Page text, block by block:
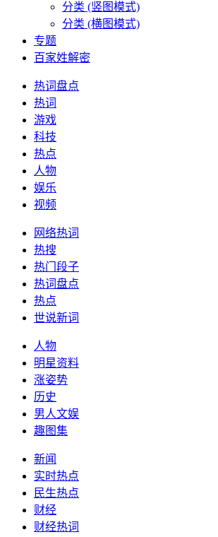
分类 (竖图模式)
分类 (横图模式)
专题
百家姓解密
热词盘点
热词
游戏
科技
热点
人物
娱乐
视频
网络热词
热搜
热门段子
热词盘点
热点
世说新词
人物
明星资料
涨姿势
历史
男人文娱
趣图集
新闻
实时热点
民生热点
财经
财经热词